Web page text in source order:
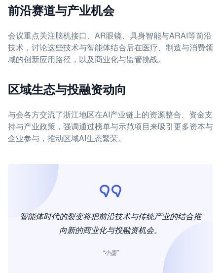
前沿赛道与产业机会
会议重点关注脑机接口、AR眼镜、具身智能与ARAI等前沿
技术，讨论这些技术与智能体结合后在医疗、制造与消费领
域的创新应用路径，以及商业化与监管挑战。
区域生态与投融资动向
与会各方交流了浙江地区在AI产业链上的资源整合、资金支
持与产业政策，强调通过榜单与示范项目来吸引更多资本与
企业参与，推动区域AI生态繁荣。
智能体时代的裂变将把前沿技术与传统产业的结合推
向新的商业化与投融资机会。
“小墨”